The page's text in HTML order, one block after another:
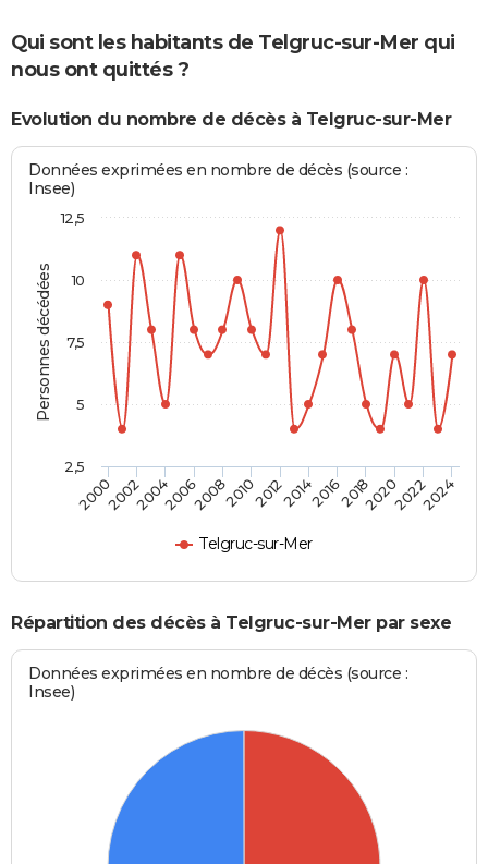
Qui sont les habitants de Telgruc-sur-Mer qui
nous ont quittés ?
Evolution du nombre de décès à Telgruc-sur-Mer
Personnes décédées
Données exprimées en nombre de décès (source :
Insee)
Telgruc-sur-Mer
2000200220042006200820102012201420162018202020222024
2,5
5
7,5
10
12,5
Répartition des décès à Telgruc-sur-Mer par sexe
Données exprimées en nombre de décès (source :
Insee)